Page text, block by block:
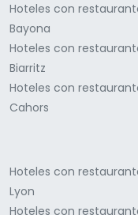
Hoteles con
Bayona
Hoteles con
Biarritz
Hoteles con
Cahors
Hoteles con
Lyon
Hoteles con